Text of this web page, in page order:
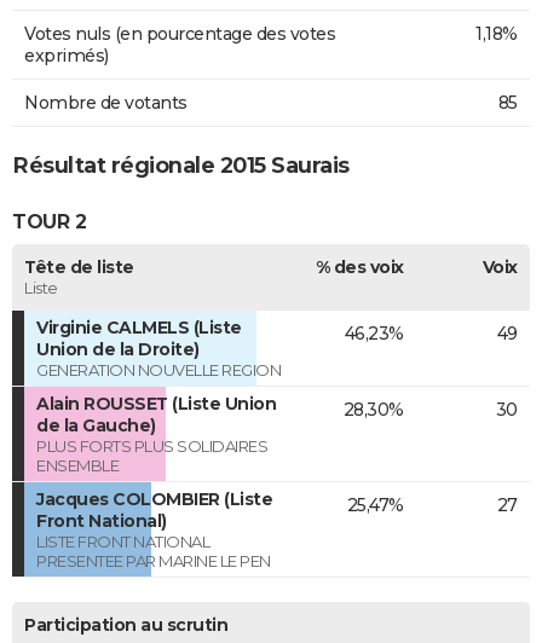
Votes nuls (en pourcentage des votes
exprimés)
1,18%
Nombre de votants 85
Résultat régionale 2015 Saurais
TOUR 2
Tête de liste
Liste
% des voix Voix
Virginie CALMELS (Liste
Union de la Droite)
GENERATION NOUVELLE REGION
46,23% 49
Alain ROUSSET (Liste Union
de la Gauche)
PLUS FORTS PLUS SOLIDAIRES
ENSEMBLE
28,30% 30
Jacques COLOMBIER (Liste
Front National)
LISTE FRONT NATIONAL
PRESENTEE PAR MARINE LE PEN
25,47% 27
Participation au scrutin